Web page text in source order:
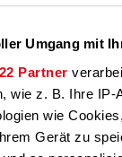
Umgang mit
Partner
wie z. B. Ihre IP-
wie
Gerät zu
Fachpersonal
kontaktieren